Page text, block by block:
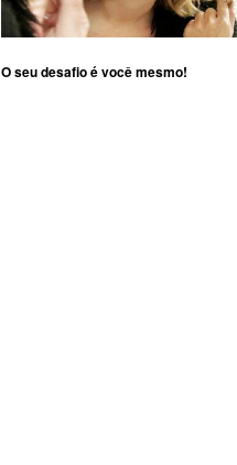
O seu desafio é você mesmo!